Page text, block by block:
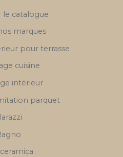
le catalogue
marques
pour terrasse
cuisine
intérieur
parquet